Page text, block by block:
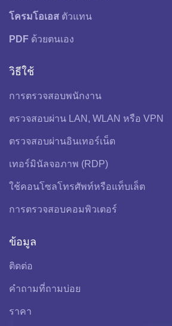
โครมโอเอส ตัวแทน
PDF ด้วยตนเอง
วิธีใช้
การตรวจสอบพนักงาน
ตรวจสอบผ่าน LAN, WLAN หรือ VPN
ตรวจสอบผ่านอินเทอร์เน็ต
เทอร์มินัลจอภาพ (RDP)
ใช้คอนโซลโทรศัพท์หรือแท็บเล็ต
การตรวจสอบคอมพิวเตอร์
ข้อมูล
ติดต่อ
คำถามที่ถามบ่อย
ราคา